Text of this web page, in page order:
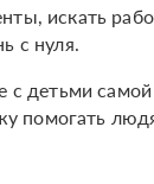
искать
с нуля.
с детьми
помогать